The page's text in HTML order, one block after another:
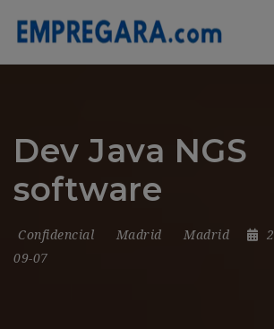
Dev Java NGS
software
Confidencial Madrid Madrid
09-07